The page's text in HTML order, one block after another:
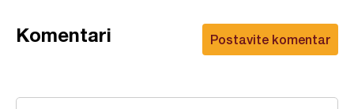
Postavite komentar
Komentari